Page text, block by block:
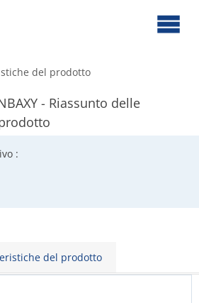
del prodotto
- Riassunto delle
:
del prodotto